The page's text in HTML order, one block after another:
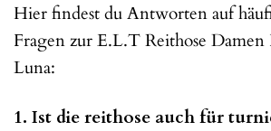
Hier findest du Antworten auf
Fragen zur E.L.T Reithose Damen
Luna:
1. Ist die reithose auch für